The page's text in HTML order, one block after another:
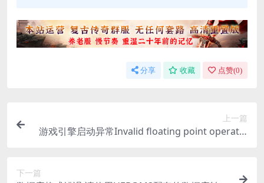
分享 收藏 点赞(0)
上一篇
游戏引擎启动异常Invalid floating point operatio
下一篇